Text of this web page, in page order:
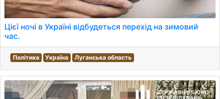
Цієї ночі в Україні відбудеться перехід на зимовий
час.
Політика Україна Луганська область